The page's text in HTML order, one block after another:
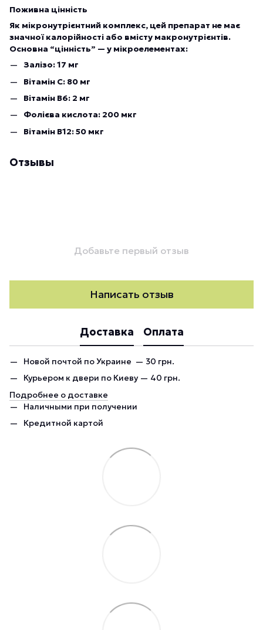
Поживна цінність
Як мікронутрієнтний комплекс, цей препарат не має
значної калорійності або вмісту макронутрієнтів.
Основна “цінність” — у мікроелементах:
Залізо: 17 мг
Вітамін C: 80 мг
Вітамін B6: 2 мг
Фолієва кислота: 200 мкг
Вітамін B12: 50 мкг
Отзывы
Добавьте первый отзыв
Написать отзыв
Доставка Оплата
Новой почтой по Украине — 30 грн.
Курьером к двери по Киеву — 40 грн.
Подробнее о доставке
Наличными при получении
Кредитной картой